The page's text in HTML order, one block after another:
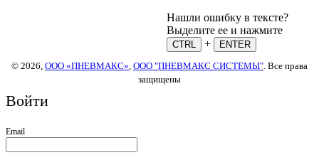
Нашли ошибку в тексте?
Выделите ее и нажмите
CTRL +
ENTER
© 2026, ООО «ПНЕВМАКС», ООО "ПНЕВМАКС СИСТЕМЫ". Все права
защищены
Войти
Email